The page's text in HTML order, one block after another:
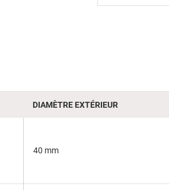
DIAMÈTRE EXTÉRIEUR
40 mm